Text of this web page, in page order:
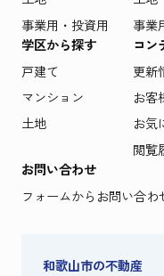
事業用・投資用
事業
学区から探す
戸建て
マンション
土地
コン
更新
お客
お気
閲覧
お問い合わせ
フォームからお問い合わ
和歌山市の不動産